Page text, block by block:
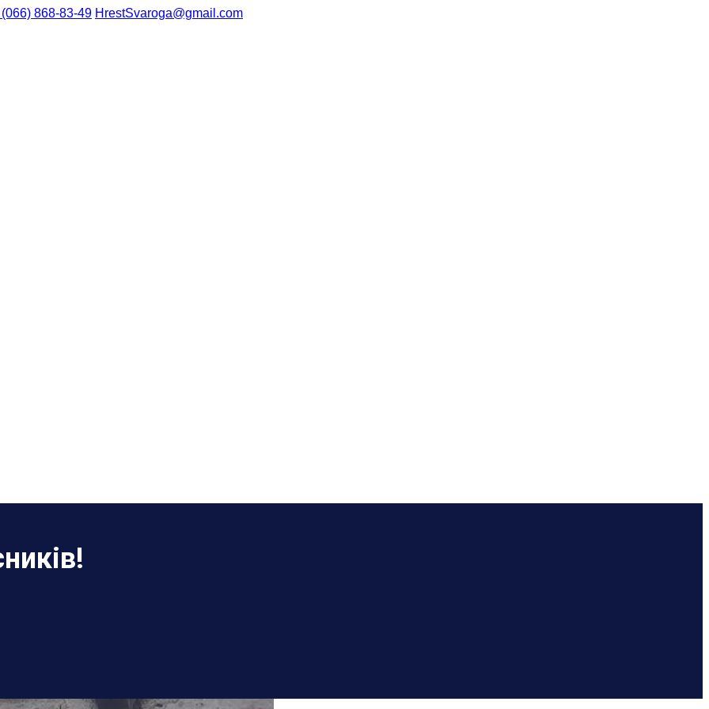
868-83-49 HrestSvaroga@gmail.com